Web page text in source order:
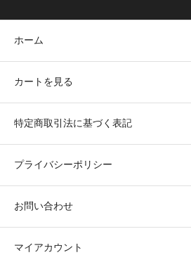
ホーム
カートを見る
特定商取引法に基づく表記
プライバシーポリシー
お問い合わせ
マイアカウント